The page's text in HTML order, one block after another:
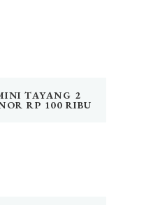
TAYANG 2
RP 100 RIBU